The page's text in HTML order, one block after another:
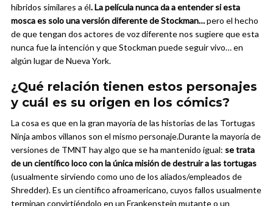
híbridos similares a él. La película nunca da a entender si esta
mosca es solo una versión diferente de Stockman…pero el hecho
de que tengan dos actores de voz diferente nos sugiere que esta
nunca fue la intención y que Stockman puede seguir vivo… en
algún lugar de Nueva York.
¿Qué relación tienen estos personajes
y cuál es su origen en los cómics?
La cosa es que en la gran mayoría de las historias de las Tortugas
Ninja ambos villanos son el mismo personaje.Durante la mayoría de
versiones de TMNT hay algo que se ha mantenido igual: se trata
de un científico loco con la única misión de destruir a las tortugas
(usualmente sirviendo como uno de los aliados/empleados de
Shredder). Es un científico afroamericano, cuyos fallos usualmente
terminan convirtiéndolo en un Frankenstein mutante o un